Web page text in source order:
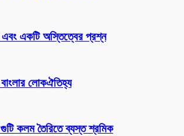
এবং একটি অস্তিত্বের প্রশ্ন
লোকঐতিহ্য
গুটি কলম তৈরিতে ব্যস্ত শ্রমিক